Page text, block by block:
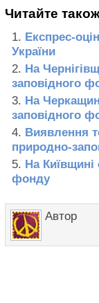
Читайте
Експрес-
України
На
заповідного
На
заповідного
Виявлення
природно-
На Київщині
фонду
Автор